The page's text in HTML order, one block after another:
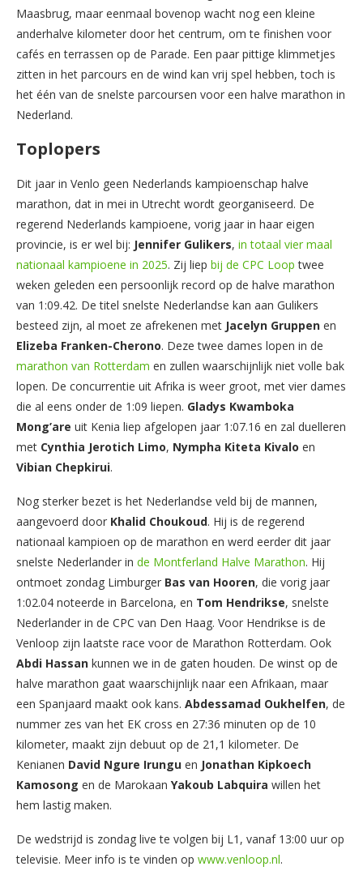
Maasbrug, maar eenmaal bovenop wacht nog een kleine
anderhalve kilometer door het centrum, om te finishen voor
cafés en terrassen op de Parade. Een paar pittige klimmetjes
zitten in het parcours en de wind kan vrij spel hebben, toch is
het één van de snelste parcoursen voor een halve marathon in
Nederland.
Toplopers
Dit jaar in Venlo geen Nederlands kampioenschap halve
marathon, dat in mei in Utrecht wordt georganiseerd. De
regerend Nederlands kampioene, vorig jaar in haar eigen
provincie, is er wel bij: Jennifer Gulikers, in totaal vier maal
nationaal kampioene in 2025. Zij liep bij de CPC Looptwee
weken geleden een persoonlijk record op de halve marathon
van 1:09.42. De titel snelste Nederlandse kan aan Gulikers
besteed zijn, al moet ze afrekenen met Jacelyn Gruppen en
Elizeba Franken-Cherono. Deze twee dames lopen in de
marathon van Rotterdam en zullen waarschijnlijk niet volle bak
lopen. De concurrentie uit Afrika is weer groot, met vier dames
die al eens onder de 1:09 liepen. Gladys Kwamboka
Mong’are uit Kenia liep afgelopen jaar 1:07.16 en zal duelleren
met Cynthia Jerotich Limo, Nympha Kiteta Kivalo en
Vibian Chepkirui.
Nog sterker bezet is het Nederlandse veld bij de mannen,
aangevoerd door Khalid Choukoud. Hij is de regerend
nationaal kampioen op de marathon en werd eerder dit jaar
snelste Nederlander in de Montferland Halve Marathon. Hij
ontmoet zondag Limburger Bas van Hooren, die vorig jaar
1:02.04 noteerde in Barcelona, en Tom Hendrikse, snelste
Nederlander in de CPC van Den Haag. Voor Hendrikse is de
Venloop zijn laatste race voor de Marathon Rotterdam. Ook
Abdi Hassan kunnen we in de gaten houden. De winst op de
halve marathon gaat waarschijnlijk naar een Afrikaan, maar
een Spanjaard maakt ook kans. Abdessamad Oukhelfen, de
nummer zes van het EK cross en 27:36 minuten op de 10
kilometer, maakt zijn debuut op de 21,1 kilometer. De
Kenianen David Ngure Irungu en Jonathan Kipkoech
Kamosong en de Marokaan Yakoub Labquira willen het
hem lastig maken.
De wedstrijd is zondag live te volgen bij L1, vanaf 13:00 uur op
televisie. Meer info is te vinden op www.venloop.nl.